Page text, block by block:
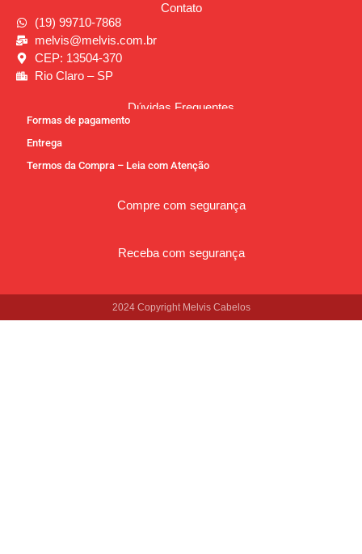
Contato
(19) 99710-7868
melvis@melvis.com.br
CEP: 13504-370
Rio Claro – SP
Dúvidas Frequentes
Formas de pagamento
Entrega
Termos da Compra – Leia com Atenção
Compre com segurança
Receba com segurança
2024 Copyright Melvis Cabelos